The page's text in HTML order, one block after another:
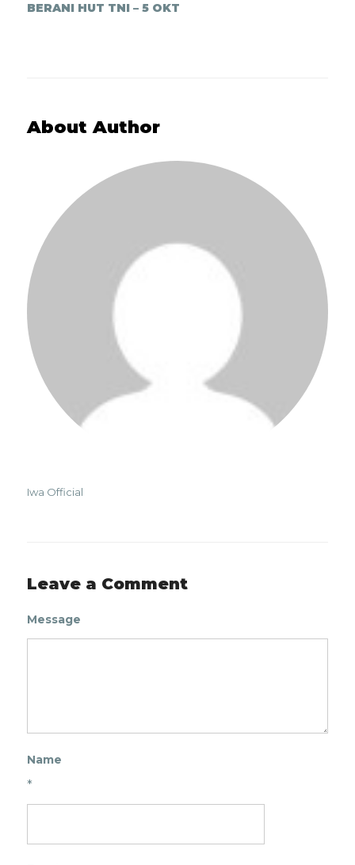
BERANI HUT TNI – 5 OKT
About Author
Iwa Official
Leave a Comment
Message
Name
*